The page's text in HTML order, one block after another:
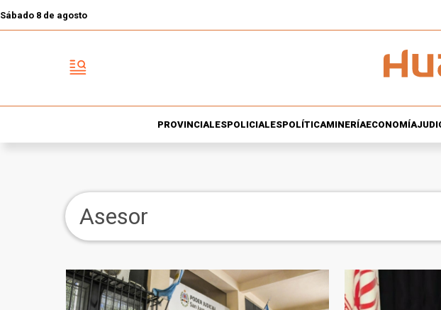
Sábado 8 de agosto
PROVINCIALESPOLICIALESPOLÍTICAMINERÍAECONOMÍA
Asesor